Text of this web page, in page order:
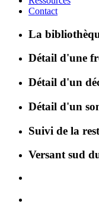
Contact
La
Détail d'une
Détail d'un
Détail d'un
Suivi de la
Versant sud